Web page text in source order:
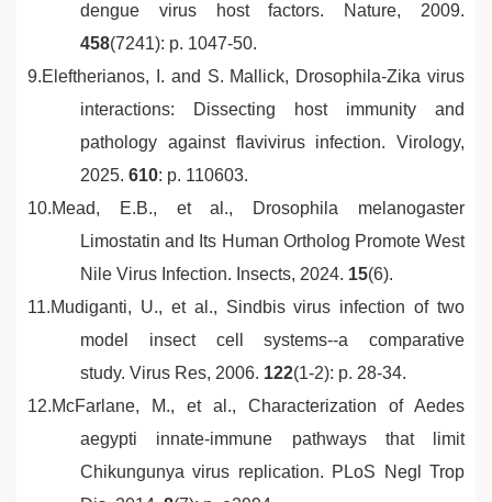
dengue virus host factors. Nature, 2009.
458(7241): p. 1047-50.
9.Eleftherianos, I. and S. Mallick, Drosophila-Zika virus
interactions: Dissecting host immunity and
pathology against flavivirus infection. Virology,
2025. 610: p. 110603.
10.Mead, E.B., et al.,
Drosophila melanogaster
Limostatin and Its Human Ortholog Promote West
Nile Virus Infection. Insects, 2024. 15(6).
11.Mudiganti, U., et al., Sindbis virus infection of two
model insect cell systems--a comparative
study. Virus Res, 2006. 122(1-2): p. 28-34.
12.McFarlane, M., et al., Characterization of Aedes
aegypti innate-immune pathways that limit
Chikungunya virus replication. PLoS Negl Trop